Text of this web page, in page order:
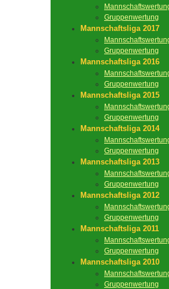
Gruppenwertung
Mannschaftsliga 2017
Gruppenwertung
Mannschaftsliga 2016
Gruppenwertung
Mannschaftsliga 2015
Gruppenwertung
Mannschaftsliga 2014
Gruppenwertung
Mannschaftsliga 2013
Gruppenwertung
Mannschaftsliga 2012
Gruppenwertung
Mannschaftsliga 2011
Gruppenwertung
Mannschaftsliga 2010
Gruppenwertung